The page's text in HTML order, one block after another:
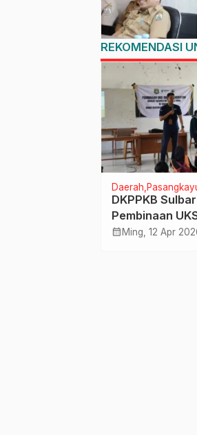
REKOMENDASI
Daerah
DKPPKB
Pembinaan
Lariang,
calendar_month Ming, 12 Apr